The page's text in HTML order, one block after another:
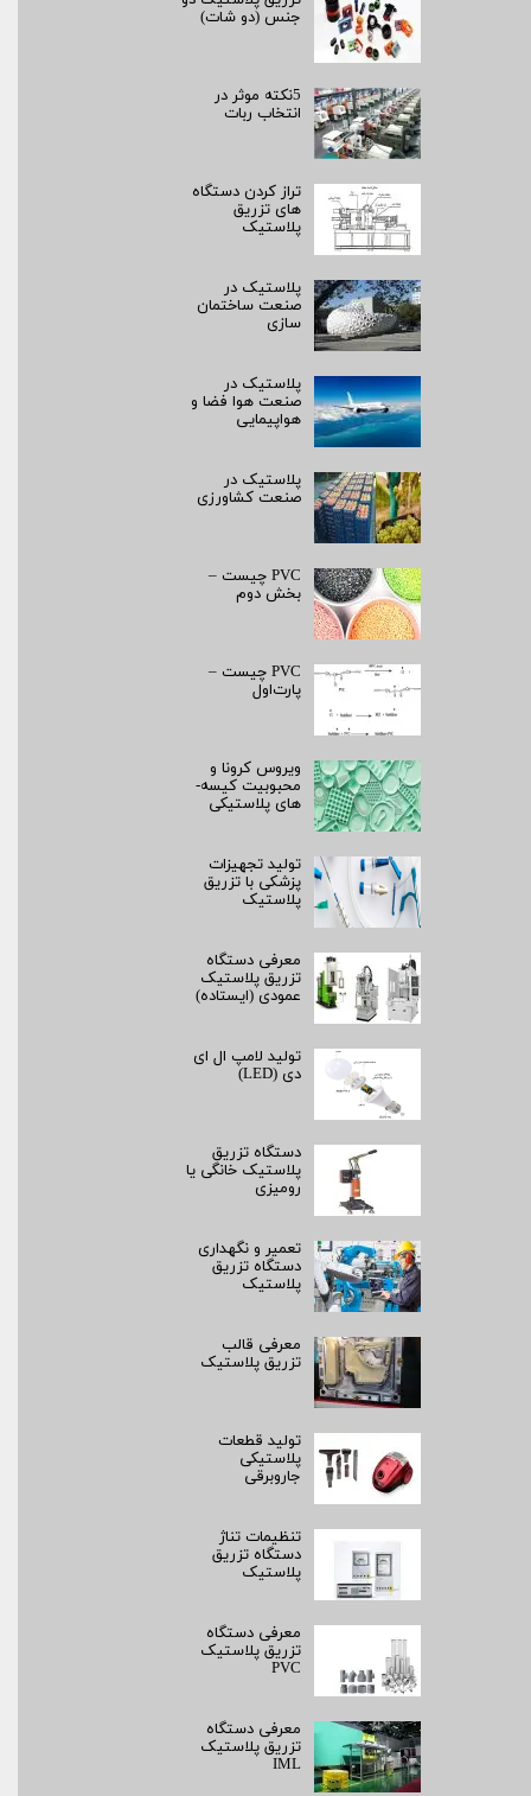
جنس (دو شات)
5نکته موثر در
انتخاب ربات
تراز کردن دستگاه
های تزریق
پلاستیک
پلاستیک در
صنعت ساختمان
سازی
پلاستیک در
صنعت هوا فضا و
هواپیمایی
پلاستیک در
صنعت کشاورزی
PVC چیست –
بخش دوم
PVC چیست –
پارت‌اول
ویروس کرونا و
محبوبیت کیسه­
های پلاستیکی
تولید تجهیزات
پزشکی با تزریق
پلاستیک
معرفی دستگاه
تزریق پلاستیک
عمودی (ایستاده)
تولید لامپ ال ای
دی (LED)
دستگاه تزریق
پلاستیک خانگی یا
رومیزی
تعمیر و نگهداری
دستگاه تزریق
پلاستیک
معرفی قالب
تزریق پلاستیک
تولید قطعات
پلاستیکی
جاروبرقی
تنظیمات تناژ
دستگاه تزریق
پلاستیک
معرفی دستگاه
تزریق پلاستیک
PVC
معرفی دستگاه
تزریق پلاستیک
IML